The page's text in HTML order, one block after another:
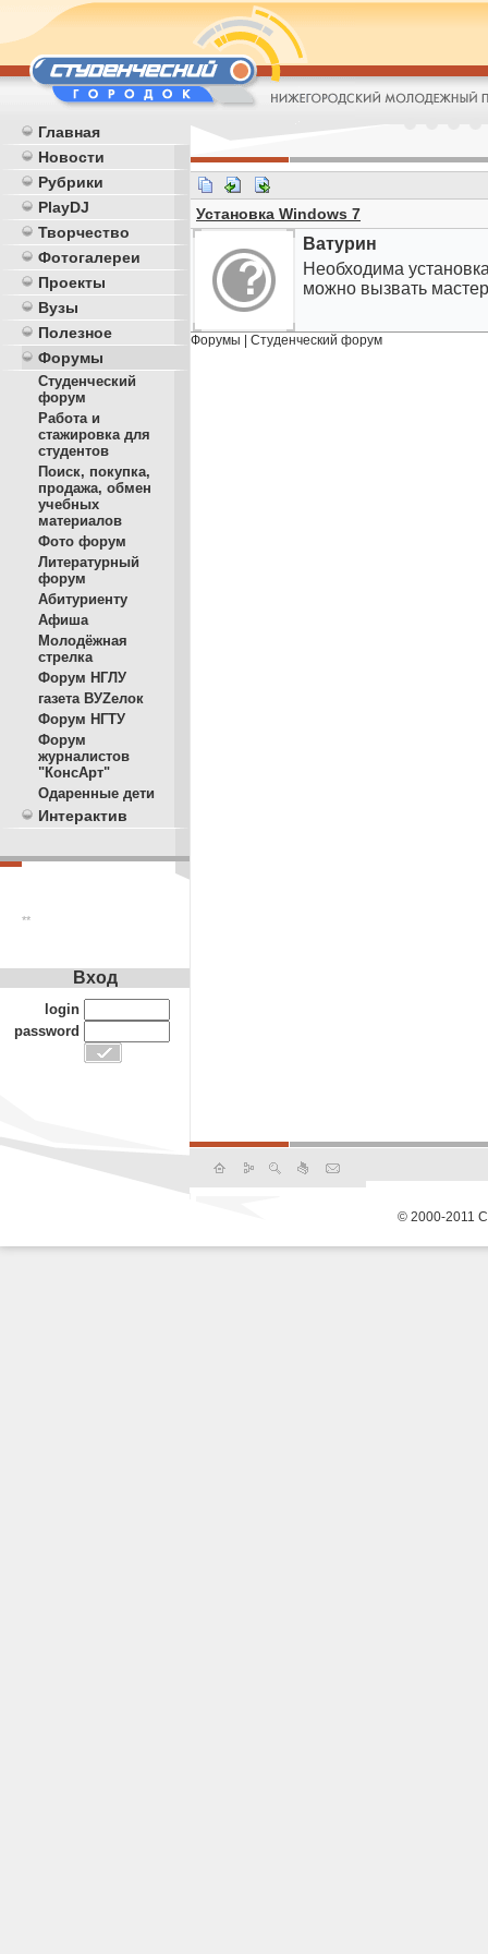
Главная
Новости
Рубрики
PlayDJ
Творчество
Фотогалереи
Проекты
Вузы
Полезное
Форумы
Студенческий
форум
Работа и
стажировка для
студентов
Поиск, покупка,
продажа, обмен
учебных
материалов
Фото форум
Литературный
форум
Абитуриенту
Афиша
Молодёжная
стрелка
Форум НГЛУ
газета ВУZелок
Форум НГТУ
Форум
журналистов
"КонсАрт"
Одаренные дети
Интерактив
**
Установка Windows 7
Ватурин
Необходима
можно вызвать
Форумы Студенческий форум
Вход
login
password
© 2000-2011